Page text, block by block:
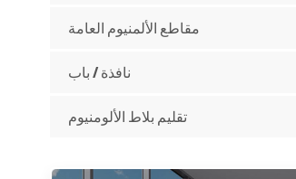
مقاطع الألمنيوم العامة
نافذة / باب
تقليم بلاط الألومنيوم